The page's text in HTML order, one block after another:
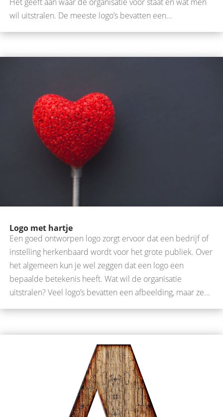
wil uitstralen. De meeste logo’s bevatten een...
Logo met hartje
Een goed ontworpen logo zorgt ervoor dat een bedrijf of
instelling herkenbaard wordt voor het grote publiek. Over
het algemeen kun je wel zeggen dat een logo een
bepaalde betekenis heeft. Wat wil de organisatie
uitstralen? Veel logo’s bevatten een afbeelding, maar ze...